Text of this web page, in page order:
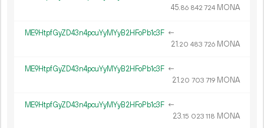
45.86 842 724 MONA
ME9HtpfGyZD43n4pcuYyMYyB2HFoPb1c3F ←
21.20 483 726 MONA
ME9HtpfGyZD43n4pcuYyMYyB2HFoPb1c3F ←
21.20 703 719 MONA
ME9HtpfGyZD43n4pcuYyMYyB2HFoPb1c3F ←
23.15 023 118 MONA